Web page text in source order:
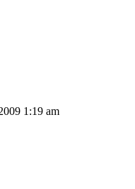
1:19 am